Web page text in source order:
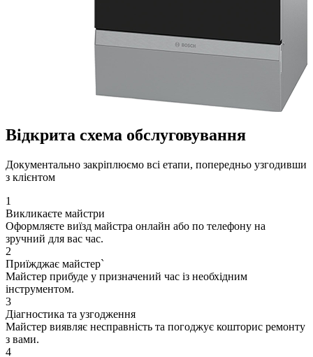
Відкрита схема обслуговування
Документально закріплюємо всі етапи, попередньо узгодивши
з клієнтом
1
Викликаєте майстри
Оформляєте виїзд майстра онлайн або по телефону на
зручний для вас час.
2
Приїжджає майстер`
Майстер прибуде у призначений час із необхідним
інструментом.
3
Діагностика та узгодження
Майстер виявляє несправність та погоджує кошторис ремонту
з вами.
4